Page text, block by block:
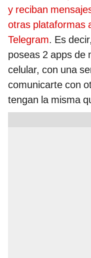
y reciban
otras plataformas
Telegram. Es
poseas 2 apps de
celular, con una
comunicarte con
tengan la misma